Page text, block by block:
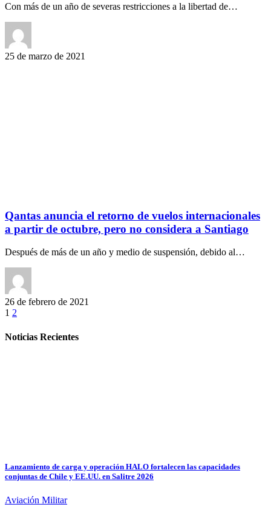
Con más de un año de severas restricciones a la libertad de…
25 de marzo de 2021
Qantas anuncia el retorno de vuelos internacionales
a partir de octubre, pero no considera a Santiago
Después de más de un año y medio de suspensión, debido al…
26 de febrero de 2021
1 2
Noticias Recientes
Lanzamiento de carga y operación HALO fortalecen las capacidades
conjuntas de Chile y EE.UU. en Salitre 2026
Aviación Militar